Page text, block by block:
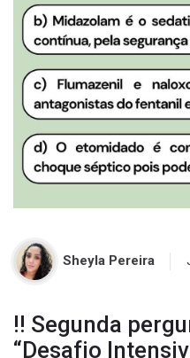
Sheyla Pereira
‼️ Segunda
“Desafio